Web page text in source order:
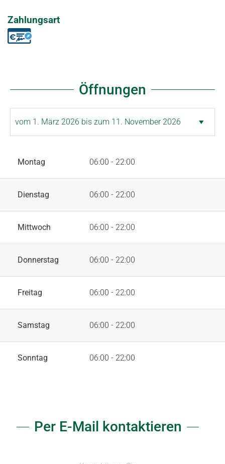
Zahlungsart
Öffnungen
Montag 06:00 - 22:00
Dienstag 06:00 - 22:00
Mittwoch 06:00 - 22:00
Donnerstag 06:00 - 22:00
Freitag 06:00 - 22:00
Samstag 06:00 - 22:00
Sonntag 06:00 - 22:00
Per E-Mail kontaktieren